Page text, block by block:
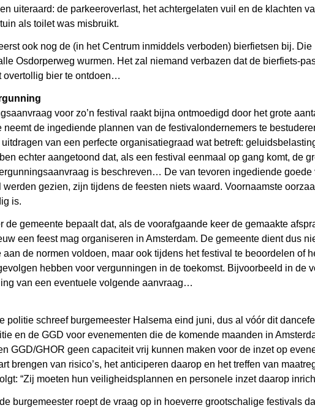
uiteraard: de parkeeroverlast, het achtergelaten vuil en de klachten
als toilet was misbruikt.
ook nog de (in het Centrum inmiddels verboden) bierfietsen bij.
Osdorperweg wurmen. Het zal niemand verbazen dat de bierfiets-
overtollig bier te ontdoen…
voor zo’n festival raakt bijna ontmoedigd door het grote
de ingediende plannen van de festivalondernemers te
uitdragen van een perfecte organisatiegraad wat betreft:
echter aangetoond dat, als een festival eenmaal op gang komt, de
is beschreven… De van tevoren ingediende goede
gezien, zijn tijdens de feesten niets waard. Voornaamste
is.
de gemeente bepaalt dat, als de voorafgaande keer de gemaakte
een feest mag organiseren in Amsterdam. De gemeente dient dus
de normen voldoen, maar ook tijdens het festival te beoordelen of
hebben voor vergunningen in de toekomst. Bijvoorbeeld in de
van een eventuele volgende aanvraag…
politie schreef burgemeester Halsema eind juni, dus al vóór dit
en de GGD voor evenementen die de komende maanden in
GGD/GHOR geen capaciteit vrij kunnen maken voor de inzet op
brengen van risico’s, het anticiperen daarop en het treffen van
“Zij moeten hun veiligheidsplannen en personele inzet daarop
burgemeester roept de vraag op in hoeverre grootschalige festivals